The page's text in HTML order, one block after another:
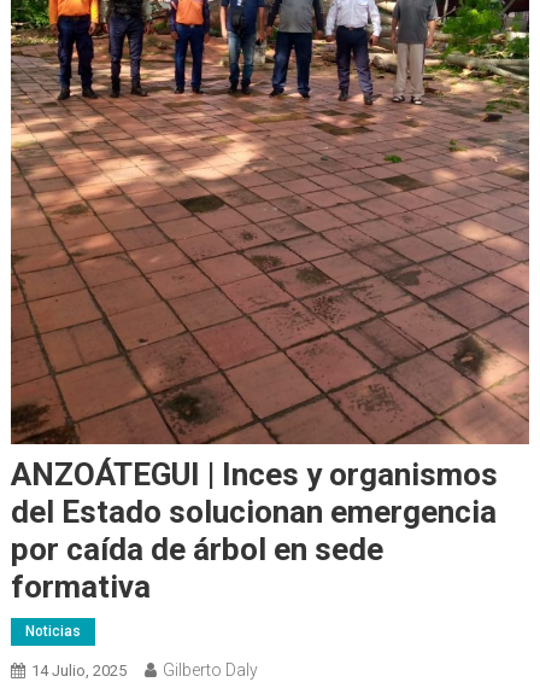
ANZOÁTEGUI | Inces y organismos
del Estado solucionan emergencia
por caída de árbol en sede
formativa
Noticias
14 Julio, 2025 Gilberto Daly